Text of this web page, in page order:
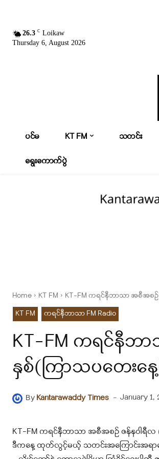
26.3 C Loikaw
Thursday 6, August 2026
ပင်မ KT FM သတင်း
ရွေးကောက်ပွဲ
Home KT FM
KT-FM ကရင်နီဘာသာ အစီအစဉ်
KT FM
ကရင်နီဘာသာ FM Radio
KT-FM ကရင်နီဘ
နှစ်(ကြာသပတေးန
ByKantarawaddy Times - January 1,
KT-FM ကရင်နီဘာသာ အစီအစဉ် ဇန်နဝါရီလ
ဒီကနေ့ ထုတ်လွင့်မယ့် သတင်းအကြောင်းအရ